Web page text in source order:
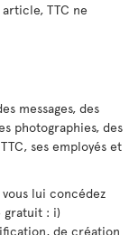
TTC ne
messages, des
photographies, des
ses employés et
lui concédez
gratuit : i)
de création